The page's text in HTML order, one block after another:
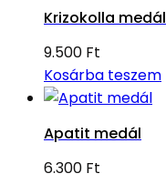
Krizokolla medál
9.500 Ft
Kosárba teszem
Apatit medál
6.300 Ft